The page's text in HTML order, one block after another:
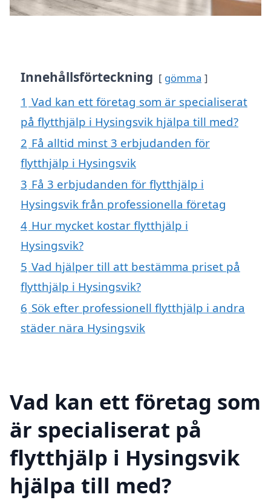
Innehållsförteckning gömma
1 Vad kan ett företag som är specialiserat
på flytthjälp i Hysingsvik hjälpa till med?
2 Få alltid minst 3 erbjudanden för
flytthjälp i Hysingsvik
3 Få 3 erbjudanden för flytthjälp i
Hysingsvik från professionella företag
4 Hur mycket kostar flytthjälp i
Hysingsvik?
5 Vad hjälper till att bestämma priset på
flytthjälp i Hysingsvik?
6 Sök efter professionell flytthjälp i andra
städer nära Hysingsvik
Vad kan ett företag som
är specialiserat på
flytthjälp i Hysingsvik
hjälpa till med?